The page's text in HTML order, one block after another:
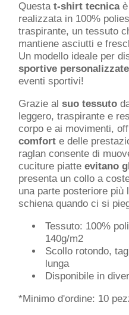
Questat-shirt tecnicaè
realizzata in 100%
traspirante, un tessuto
mantiene asciutti e
Un modello ideale per
sportive personalizzate
eventi sportivi!
Grazie alsuo tessuto
leggero, traspirante e
corpo e ai movimenti,
comfort e delle
raglan consente di
cuciture piatteevitano
presenta un collo a
una parte posteriore più
schiena quando ci si
Tessuto: 100%
140g/m2
Scollo rotondo,
lunga
Disponibile in
*Minimo d'ordine: 10